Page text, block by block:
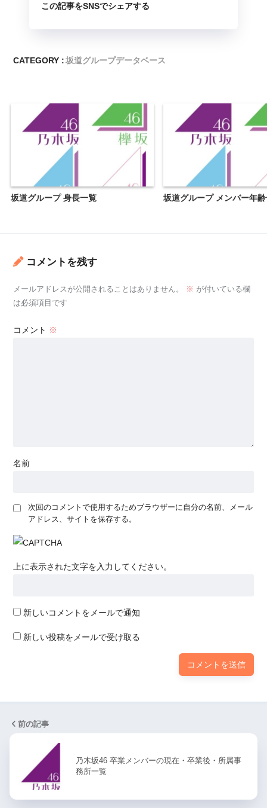
この記事をSNSでシェアする
CATEGORY : 坂道グループデータベース
坂道グループ 身長一覧 坂道グループ メンバー年
コメントを残す
メールアドレスが公開されることはありません。 ※ が付いている欄
は必須項目です
コメント ※
名前
次回のコメントで使用するためブラウザーに自分の名前、メール
アドレス、サイトを保存する。
上に表示された文字を入力してください。
新しいコメントをメールで通知
新しい投稿をメールで受け取る
前の記事
乃木坂46 卒業メンバーの現在・卒業後・所属事
務所一覧